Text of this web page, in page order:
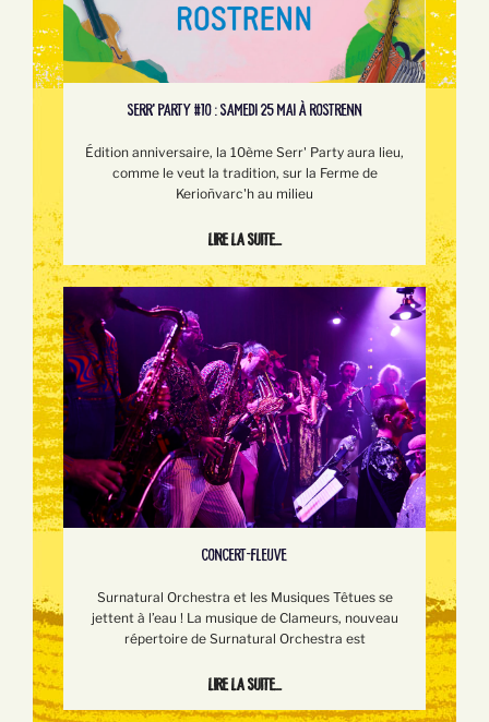
SERR’ PARTY #10 : SAMEDI 25 MAI À ROSTRENN
Édition anniversaire, la 10ème Serr' Party aura lieu,
comme le veut la tradition, sur la Ferme de
Kerioñvarc'h au milieu
Lire la suite...
CONCERT-FLEUVE
Surnatural Orchestra et les Musiques Têtues se
jettent à l’eau ! La musique de Clameurs, nouveau
répertoire de Surnatural Orchestra est
Lire la suite...